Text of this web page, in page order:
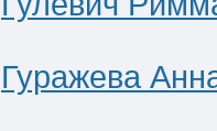
Гуражева